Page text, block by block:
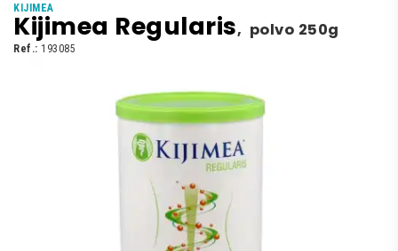
KIJIMEA
Kijimea Regularis, polvo 250g
Ref.: 193085